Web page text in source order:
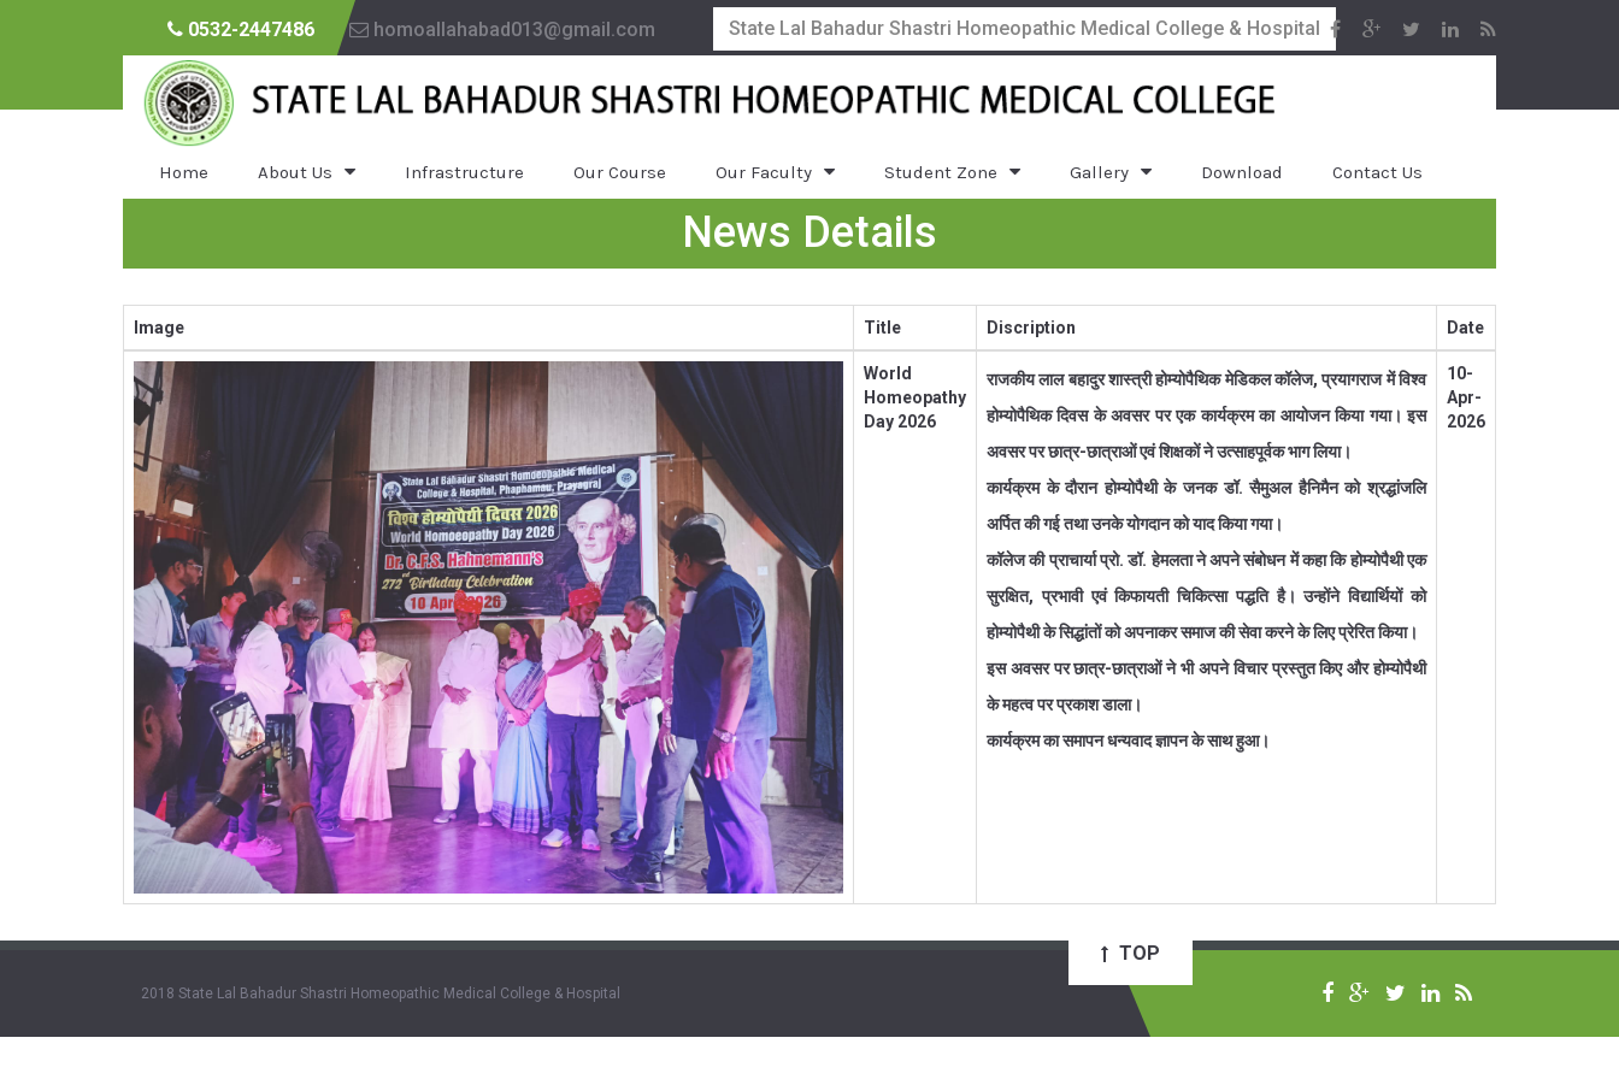
0532-2447486 homoallahabad013@gmail.com State Lal Bahadur Shastri Homeopathic Medical College & Hospital
Home About Us Infrastructure Our Course Our Faculty Student Zone Gallery Download Contact Us
News Details
Image Title Discription Date
World
Homeopathy
Day 2026
राजकीय लाल बहादुर शास्त्री होम्योपैथिक मेडिकल कॉलेज, प्रयागराज में विश्व
होम्योपैथिक दिवस के अवसर पर एक कार्यक्रम का आयोजन किया गया। इस
अवसर पर छात्र-छात्राओं एवं शिक्षकों ने उत्साहपूर्वक भाग लिया।
कार्यक्रम के दौरान होम्योपैथी के जनक डॉ. सैमुअल हैनिमैन को श्रद्धांजलि
अर्पित की गई तथा उनके योगदान को याद किया गया।
कॉलेज की प्राचार्या प्रो. डॉ. हेमलता ने अपने संबोधन में कहा कि होम्योपैथी एक
सुरक्षित, प्रभावी एवं किफायती चिकित्सा पद्धति है। उन्होंने विद्यार्थियों को
होम्योपैथी के सिद्धांतों को अपनाकर समाज की सेवा करने के लिए प्रेरित किया।
इस अवसर पर छात्र-छात्राओं ने भी अपने विचार प्रस्तुत किए और होम्योपैथी
के महत्व पर प्रकाश डाला।
कार्यक्रम का समापन धन्यवाद ज्ञापन के साथ हुआ।
10-
Apr-
2026
2018 State Lal Bahadur Shastri Homeopathic Medical College & Hospital
TOP